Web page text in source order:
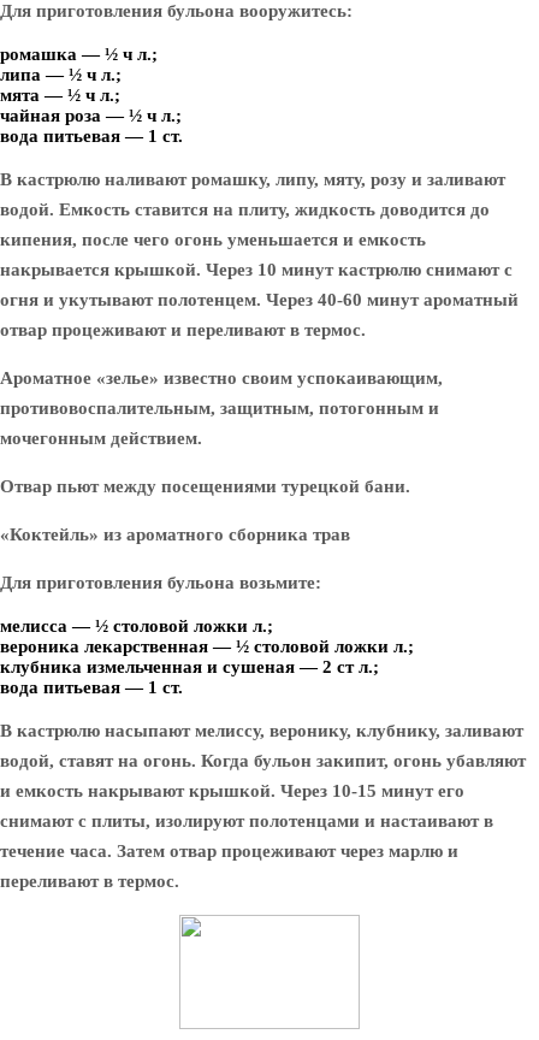
Для приготовления бульона вооружитесь:
ромашка — ½ ч л.;
липа — ½ ч л.;
мята — ½ ч л.;
чайная роза — ½ ч л.;
вода питьевая — 1 ст.
В кастрюлю наливают ромашку, липу, мяту, розу и заливают
водой. Емкость ставится на плиту, жидкость доводится до
кипения, после чего огонь уменьшается и емкость
накрывается крышкой. Через 10 минут кастрюлю снимают с
огня и укутывают полотенцем. Через 40-60 минут ароматный
отвар процеживают и переливают в термос.
Ароматное «зелье» известно своим успокаивающим,
противовоспалительным, защитным, потогонным и
мочегонным действием.
Отвар пьют между посещениями турецкой бани.
«Коктейль» из ароматного сборника трав
Для приготовления бульона возьмите:
мелисса — ½ столовой ложки л.;
вероника лекарственная — ½ столовой ложки л.;
клубника измельченная и сушеная — 2 ст л.;
вода питьевая — 1 ст.
В кастрюлю насыпают мелиссу, веронику, клубнику, заливают
водой, ставят на огонь. Когда бульон закипит, огонь убавляют
и емкость накрывают крышкой. Через 10-15 минут его
снимают с плиты, изолируют полотенцами и настаивают в
течение часа. Затем отвар процеживают через марлю и
переливают в термос.